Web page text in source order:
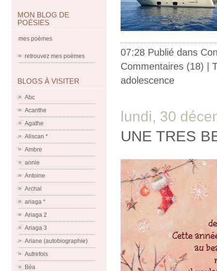
MON BLOG DE
POÉSIES
mes poèmes
retrouvez mes poèmes
BLOGS À VISITER
Abc
Acanthe
Agathe
Aliscan *
Ambre
annie
Antoine
Archal
ariaga *
Ariaga 2
Ariaga 3
Ariane (autobiographie)
Autrefois
Béa
07:28 Publié dans
Commentaires (18) |
adolescence
lundi, 30
UNE TRES